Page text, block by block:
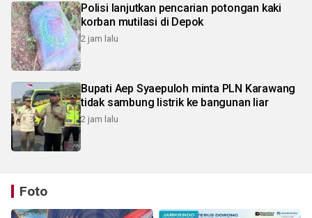
Polisi lanjutkan pencarian potongan kaki
korban mutilasi di Depok
2 jam lalu
Bupati Aep Syaepuloh minta PLN Karawang
tidak sambung listrik ke bangunan liar
2 jam lalu
Foto